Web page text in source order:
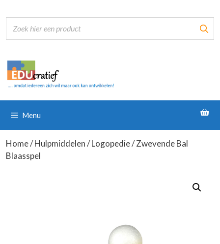
naar
inhoud
Menu
Home/Hulpmiddelen/Logopedie/ Zwevende Bal
Blaasspel